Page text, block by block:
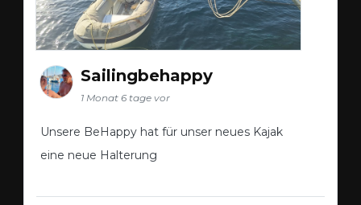
Sailingbehappy
1 Monat 6 tage vor
Unsere BeHappy hat für unser neues Kajak
eine neue Halterung